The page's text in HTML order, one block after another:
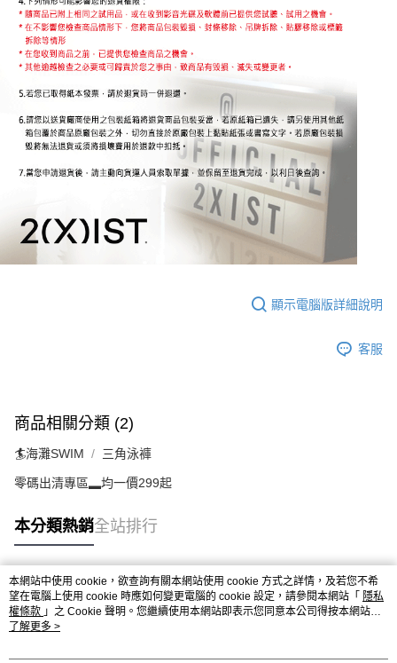
顯示電腦版詳細說明
客服
商品相關分類 (2)
🏄海灘SWIM 三角泳褲
零碼出清專區▂均一價299起
本分類熱銷全站排行
熱門標籤
本網站中使用 cookie，欲查詢有關本網站使用 cookie 方式之詳情，及若您不希
望在電腦上使用 cookie 時應如何變更電腦的 cookie 設定，請參閱本網站「 隱私
權條款 」之 Cookie 聲明。您繼續使用本網站即表示您同意本公司得按本網站使
用條款之 Cookie 聲明使用 cookie。
了解更多 >